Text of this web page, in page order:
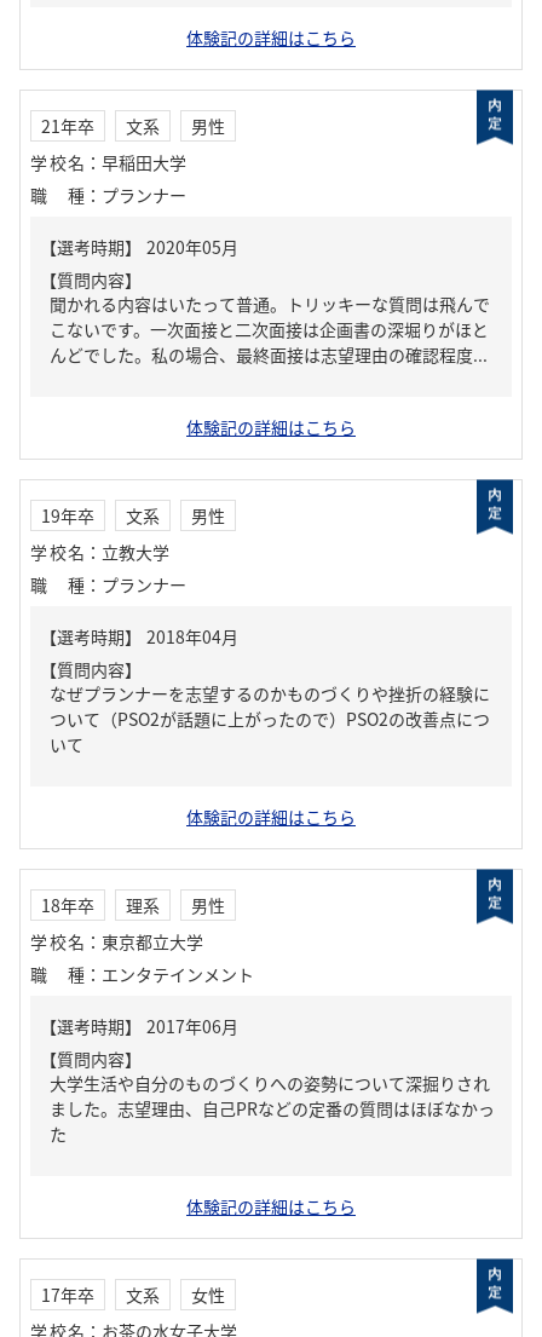
体験記の詳細はこちら
21年卒 文系
男性
学校名 ： 早稲田大学
職種 ： プランナー
【質問内容】
聞かれる内容はいたって普通。トリッキーな質問は飛んで
こないです。一次面接と二次面接は企画書の深堀りがほと
んどでした。私の場合、最終面接は志望理由の確認程度...
体験記の詳細はこちら
19年卒 文系
男性
学校名 ： 立教大学
職種 ： プランナー
【質問内容】
なぜプランナーを志望するのかものづくりや挫折の経験に
ついて（PSO2が話題に上がったので）PSO2の改善点につ
いて
体験記の詳細はこちら
18年卒 理系
男性
学校名 ： 東京都立大学
職種 ： エンタテインメント
【質問内容】
大学生活や自分のものづくりへの姿勢について深掘りされ
ました。志望理由、自己PRなどの定番の質問はほぼなかっ
た
体験記の詳細はこちら
17年卒 文系
女性
学校名 ： お茶の水女子大学